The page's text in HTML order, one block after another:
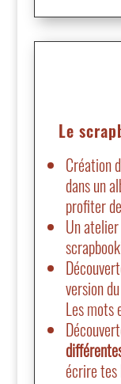
Le
Création
dans un
profiter
Un
version
Les mots
écrire